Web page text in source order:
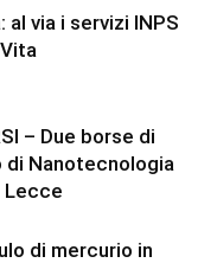
al via i servizi INPS
– Due borse di
Nanotecnologia
Lecce
di mercurio in